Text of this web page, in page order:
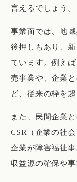
言えるでしょう。
事業面では、地
後押しもあり、
ています。例え
売事業や、企業
ど、従来の枠を
また、民間企業
CSR（企業の社
企業が障害福祉
収益源の確保や